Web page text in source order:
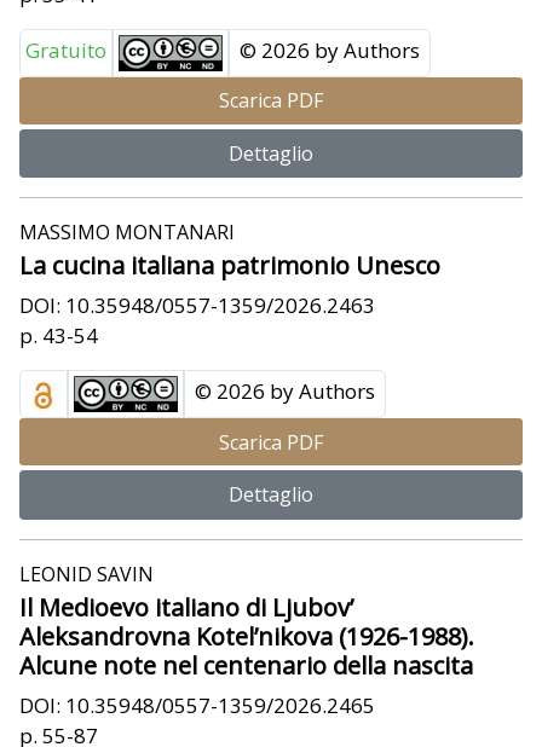
Gratuito
© 2026 by Authors
Scarica PDF
Dettaglio
MASSIMO MONTANARI
La cucina italiana patrimonio Unesco
DOI: 10.35948/0557-1359/2026.2463
p. 43-54
© 2026 by Authors
Scarica PDF
Dettaglio
LEONID SAVIN
Il Medioevo italiano di Ljubov’
Aleksandrovna Kotel’nikova (1926-1988).
Alcune note nel centenario della nascita
DOI: 10.35948/0557-1359/2026.2465
p. 55-87